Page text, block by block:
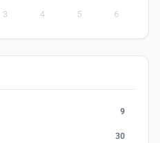
3 4 5 6
9
30